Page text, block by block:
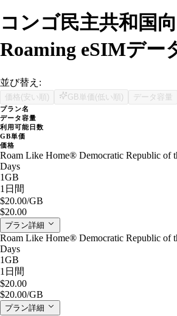
コンゴ民主共和国
Roaming eSIMデー
並び替え:
価格(安い順) GB単価(低い順) データ容量
プラン名
データ容量
利用可能日数
GB単価
価格
Roam Like Home® Democratic Republic of
Days
1GB
1日間
$20.00/GB
$20.00
プラン詳細
Roam Like Home® Democratic Republic of
Days
1GB
1日間
$20.00
$20.00/GB
プラン詳細